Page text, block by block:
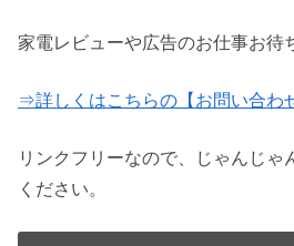
家電レビューや広告のお仕事お待
⇒詳しくはこちらの【お問い合わ
リンクフリーなので、じゃんじゃ
ください。